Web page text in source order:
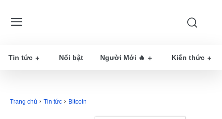
Tin tức Nổi bật Người Mới 🔥 Kiến thức
Trang chủ Tin tức Bitcoin